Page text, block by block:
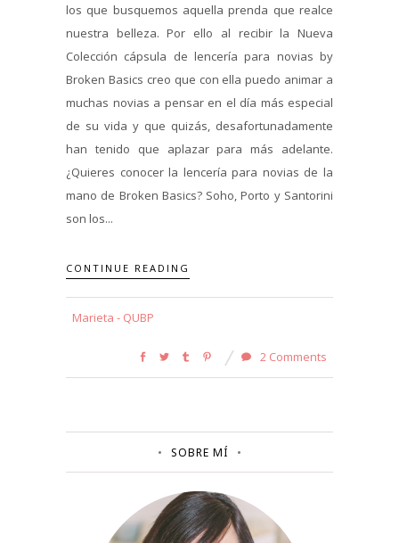
los que busquemos aquella prenda que realce
nuestra belleza. Por ello al recibir la Nueva
Colección cápsula de lencería para novias by
Broken Basics creo que con ella puedo animar a
muchas novias a pensar en el día más especial
de su vida y que quizás, desafortunadamente
han tenido que aplazar para más adelante.
¿Quieres conocer la lencería para novias de la
mano de Broken Basics? Soho, Porto y Santorini
son los...
CONTINUE READING
Marieta - QUBP
2 Comments
SOBRE MÍ